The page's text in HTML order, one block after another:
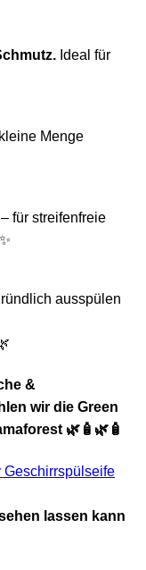
Ideal für
Menge
für streifenfreie
ausspülen
&
wir die Green
🌿🧴🌿🧴
Geschirrspülseife
lassen kann